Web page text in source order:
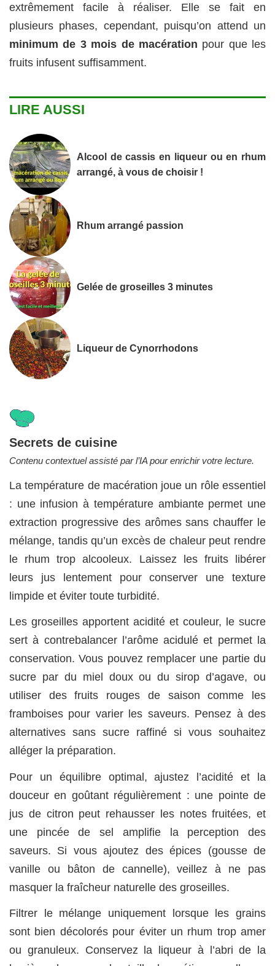
extrêmement facile à réaliser. Elle se fait en
plusieurs phases, cependant, puisqu’on attend un
minimum de 3 mois de macération pour que les
fruits infusent suffisamment.
LIRE AUSSI
Alcool de cassis en liqueur ou en rhum
arrangé, à vous de choisir !
Rhum arrangé passion
Gelée de groseilles 3 minutes
Liqueur de Cynorrhodons
Secrets de cuisine
Contenu contextuel assisté par l’IA pour enrichir votre lecture.
La température de macération joue un rôle essentiel
: une infusion à température ambiante permet une
extraction progressive des arômes sans chauffer le
mélange, tandis qu’un excès de chaleur peut rendre
le rhum trop alcooleux. Laissez les fruits libérer
leurs jus lentement pour conserver une texture
limpide et éviter toute turbidité.
Les groseilles apportent acidité et couleur, le sucre
sert à contrebalancer l’arôme acidulé et permet la
conservation. Vous pouvez remplacer une partie du
sucre par du miel doux ou du sirop d’agave, ou
utiliser des fruits rouges de saison comme les
framboises pour varier les saveurs. Pensez à des
alternatives sans sucre raffiné si vous souhaitez
alléger la préparation.
Pour un équilibre optimal, ajustez l’acidité et la
douceur en goûtant régulièrement : une pointe de
jus de citron peut rehausser les notes fruitées, et
une pincée de sel amplifie la perception des
saveurs. Si vous ajoutez des épices (gousse de
vanille ou bâton de cannelle), veillez à ne pas
masquer la fraîcheur naturelle des groseilles.
Filtrer le mélange uniquement lorsque les grains
sont bien décolorés pour éviter un rhum trop amer
ou granuleux. Conservez la liqueur à l’abri de la